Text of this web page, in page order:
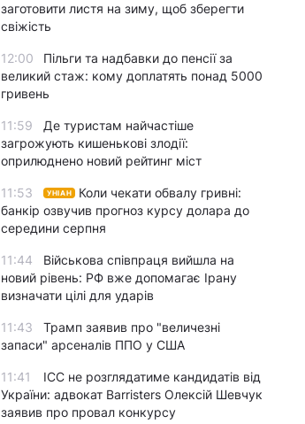
заготовити листя на зиму, щоб зберегти
свіжість
12:00
Пільги та надбавки до пенсії за
великий стаж: кому доплатять понад 5000
гривень
11:59
Де туристам найчастіше
загрожують кишенькові злодії:
оприлюднено новий рейтинг міст
11:53 УНІАН
Коли чекати обвалу гривні:
банкір озвучив прогноз курсу долара до
середини серпня
11:44
Військова співпраця вийшла на
новий рівень: РФ вже допомагає Ірану
визначати цілі для ударів
11:43
Трамп заявив про "величезні
запаси" арсеналів ППО у США
11:41
ICC не розглядатиме кандидатів від
України: адвокат Barristers Олексій Шевчук
заявив про провал конкурсу